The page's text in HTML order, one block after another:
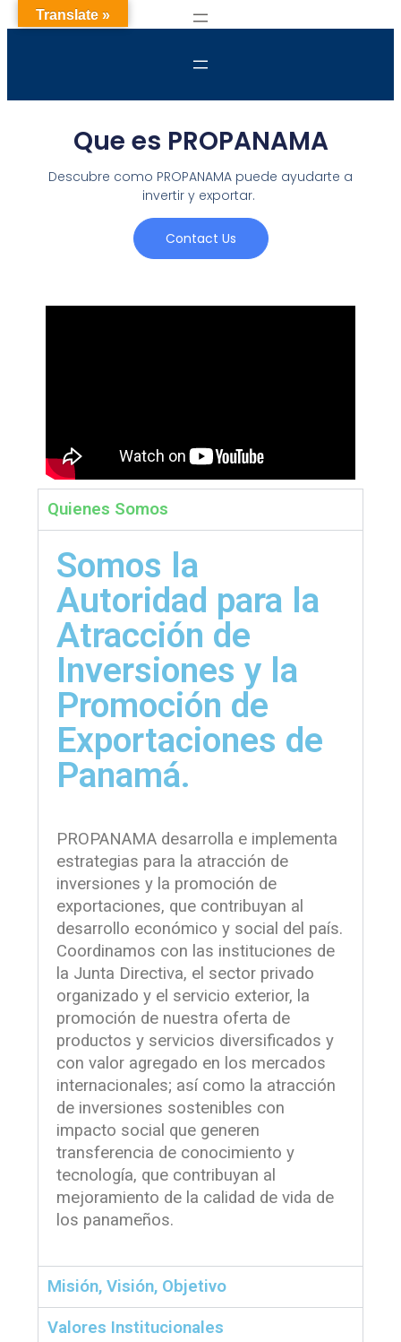
Que es PROPANAMA
Descubre como PROPANAMA puede ayudarte a
invertir y exportar.
Contact Us
Quienes Somos
Somos la
Autoridad para la
Atracción de
Inversiones y la
Promoción de
Exportaciones de
Panamá.
PROPANAMA desarrolla e implementa
estrategias para la atracción de
inversiones y la promoción de
exportaciones, que contribuyan al
desarrollo económico y social del país.
Coordinamos con las instituciones de
la Junta Directiva, el sector privado
organizado y el servicio exterior, la
promoción de nuestra oferta de
productos y servicios diversificados y
con valor agregado en los mercados
internacionales; así como la atracción
de inversiones sostenibles con
impacto social que generen
transferencia de conocimiento y
tecnología, que contribuyan al
mejoramiento de la calidad de vida de
los panameños.
Misión, Visión, Objetivo
Valores Institucionales
Translate »